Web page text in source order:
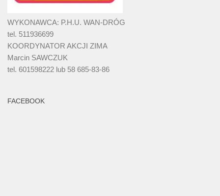
WYKONAWCA: P.H.U. WAN-DRÓG
tel. 511936699
KOORDYNATOR AKCJI ZIMA
Marcin SAWCZUK
tel. 601598222 lub 58 685-83-86
FACEBOOK